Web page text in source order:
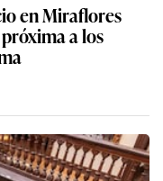
en Miraflores
a los